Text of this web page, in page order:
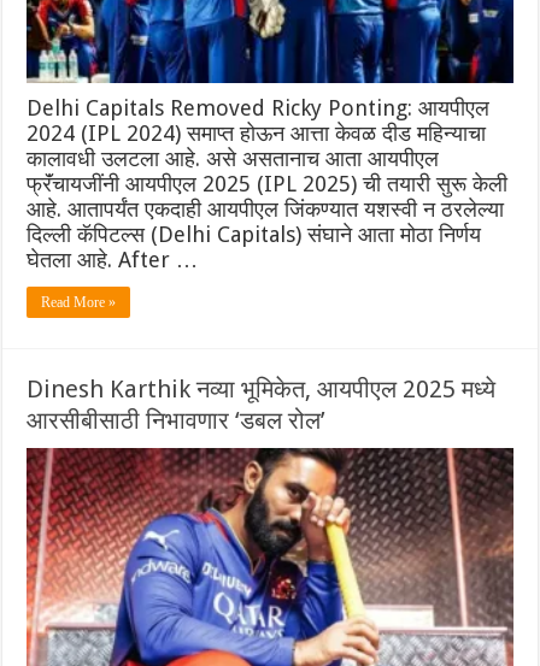
Delhi Capitals Removed Ricky Ponting: आयपीएल
2024 (IPL 2024) समाप्त होऊन आत्ता केवळ दीड महिन्याचा
कालावधी उलटला आहे. असे असतानाच आता आयपीएल
फ्रॅंचायजींनी आयपीएल 2025 (IPL 2025) ची तयारी सुरू केली
आहे. आतापर्यंत एकदाही आयपीएल जिंकण्यात यशस्वी न ठरलेल्या
दिल्ली कॅपिटल्स (Delhi Capitals) संघाने आता मोठा निर्णय
घेतला आहे. After …
Read More »
Dinesh Karthik नव्या भूमिकेत, आयपीएल 2025 मध्ये
आरसीबीसाठी निभावणार ‘डबल रोल’